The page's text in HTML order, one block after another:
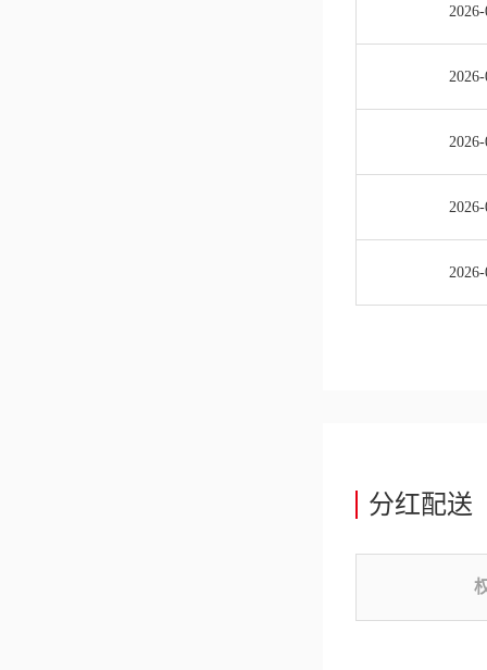
分红配送